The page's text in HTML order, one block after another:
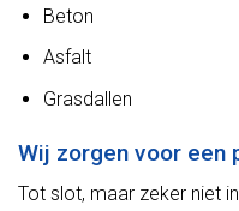
Beton
Asfalt
Grasdallen
Wij zorgen voor
Tot slot, maar zeker niet